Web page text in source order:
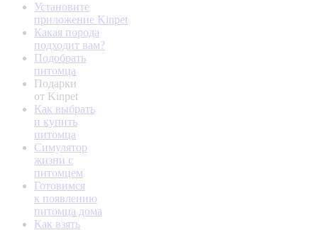
Установите
приложение Kinpet
Какая порода
подходит вам?
Подобрать
питомца
Подарки
от Kinpet
Как выбрать
и купить
питомца
Симулятор
жизни с
питомцем
Готовимся
к появлению
питомца дома
Как взять